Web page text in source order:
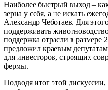
Наиболее быстрый выход –
зерна у себя, а не искать
Александр Чеботаев. Для
поддерживать
поддержка отрасли в размере
предложил краевым
для инвесторов, строящих
фермы.
Подводя итог этой